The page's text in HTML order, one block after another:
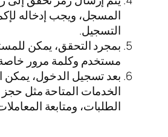
المسجل، ويجب إدخاله
التسجيل.
بمجرد التحقق، يمكن
مستخدم وكلمة مرور
بعد تسجيل الدخول، يمكن
الخدمات المتاحة مثل حجز
الطلبات، ومتابعة